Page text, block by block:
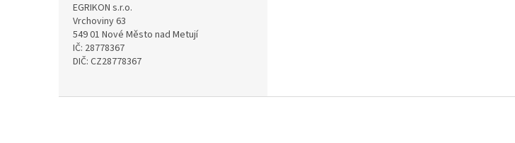
EGRIKON s.r.o.
Vrchoviny 63
549 01 Nové Město nad Metují
IČ: 28778367
DIČ: CZ28778367